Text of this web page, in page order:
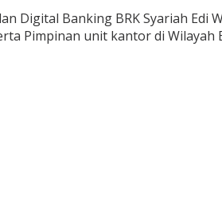
Digital Banking BRK Syariah Edi
Pimpinan unit kantor di Wilayah